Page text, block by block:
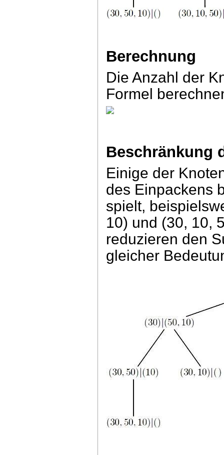
Berechnung
Die Anzahl der
Formel
Beschränkung
Einige der
des Einpackens
spielt,
10) und (30, 10,
reduzieren den
gleicher